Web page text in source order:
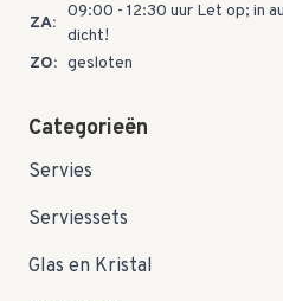
ZA:
09:00 - 12:30 uur Let op; in
dicht!
ZO: gesloten
Categorieën
Servies
Serviessets
Glas en Kristal